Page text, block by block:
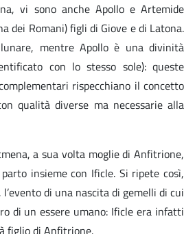
vi sono anche Apollo e Artemide
dei Romani) figli di Giove e di Latona.
mentre Apollo è una divinità
con lo stesso sole): queste
rispecchiano il concetto
qualità diverse ma necessarie alla
a sua volta moglie di Anfitrione,
insieme con Ificle. Si ripete così,
di una nascita di gemelli di cui
di un essere umano: Ificle era infatti
figlio di Anfitrione.